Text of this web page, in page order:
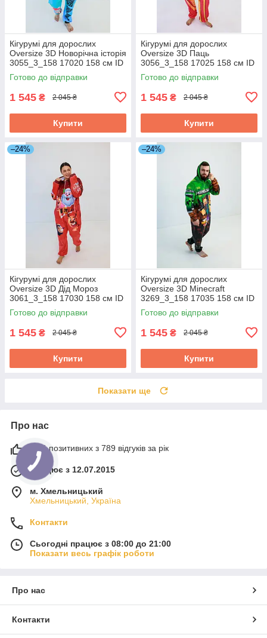
Кігурумі для дорослих
Oversize 3D Новорічна історія
3055_3_158 17020 158 см ID
4882383
Готово до відправки
1 545 ₴ 2 045 ₴
Купити
Кігурумі для дорослих
Oversize 3D Паць
3056_3_158 17025 158 см ID
4882388
Готово до відправки
1 545 ₴ 2 045 ₴
Купити
–24%
Кігурумі для дорослих
Oversize 3D Дід Мороз
3061_3_158 17030 158 см ID
4882393
Готово до відправки
1 545 ₴ 2 045 ₴
Купити
–24%
Кігурумі для дорослих
Oversize 3D Minecraft
3269_3_158 17035 158 см ID
4882398
Готово до відправки
1 545 ₴ 2 045 ₴
Купити
Показати ще
Про нас
93% позитивних з 789 відгуків за рік
Працює з 12.07.2015
м. Хмельницький
Хмельницький, Україна
Контакти
Сьогодні працює з 08:00 до 21:00
Показати весь графік роботи
Про нас
Контакти